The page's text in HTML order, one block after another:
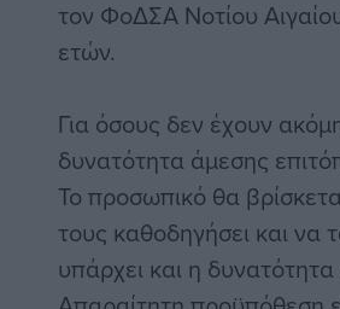
τον ΦοΔΣΑ Νοτίου
ετών.
Για όσους δεν έχουν
δυνατότητα άμεσης
Το προσωπικό θα
τους καθοδηγήσει και να
υπάρχει και η